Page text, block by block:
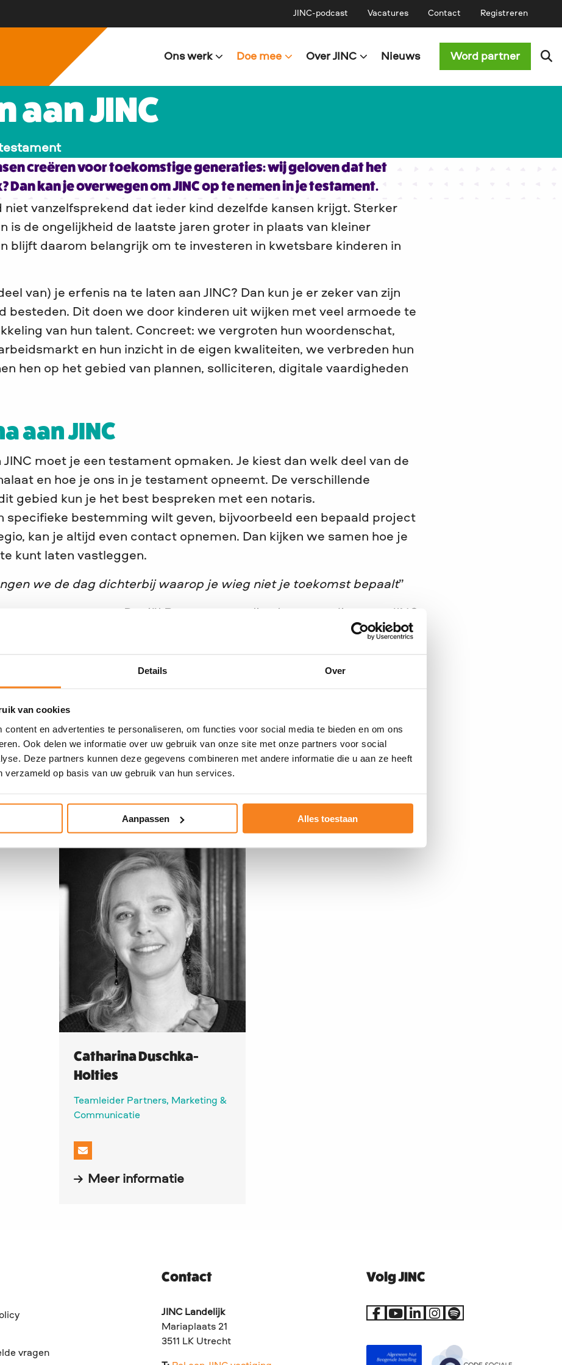
Details Over
van cookies
content en advertenties te personaliseren, om functies voor social media te bieden en om ons
Ook delen we informatie over uw gebruik van onze site met onze partners voor social
Deze partners kunnen deze gegevens combineren met andere informatie die u aan ze heeft
verzameld op basis van uw gebruik van hun services.
Aanpassen Alles toestaan
JINC-podcast Vacatures Contact Registreren
Ons werk Doe mee Over JINC Nieuws Word partner
aan JINC
creëren voor toekomstige generaties: wij geloven dat het
Dan kan je overwegen om JINC op te nemen in je testament.
niet vanzelfsprekend dat ieder kind dezelfde kansen krijgt. Sterker
is de ongelijkheid de laatste jaren groter in plaats van kleiner
blijft daarom belangrijk om te investeren in kwetsbare kinderen in
van) je erfenis na te laten aan JINC? Dan kun je er zeker van zijn
besteden. Dit doen we door kinderen uit wijken met veel armoede te
van hun talent. Concreet: we vergroten hun woordenschat,
en hun inzicht in de eigen kwaliteiten, we verbreden hun
hen op het gebied van plannen, solliciteren, digitale vaardigheden
aan JINC
JINC moet je een testament opmaken. Je kiest dan welk deel van de
en hoe je ons in je testament opneemt. De verschillende
gebied kun je het best bespreken met een notaris.
specifieke bestemming wilt geven, bijvoorbeeld een bepaald project
kan je altijd even contact opnemen. Dan kijken we samen hoe je
kunt laten vastleggen.
we de dag dichterbij waarop je wieg niet je toekomst bepaalt
Daniël Roos – voormalig algemeen directeur JINC
voor 100% naar JINC. We hoeven namelijk geen erfbelasting te
dat je ons nalaat.
advies
nalatenschap voor kinderen kan betekenen? Heb je vragen over het
contact op met Catharina Duschka-Holties. Zij neemt graag de tijd
te praten.
informatie
over:
Catharina
Duschka-
Catharina Duschka-
Holties
Teamleider Partners, Marketing &
Communicatie
Stuur
eenMeer informatieover
vragen
Contact
JINC Landelijk
Mariaplaats 21
3511 LK Utrecht
Volg JINC
Ga
Facebook
Ga
YouTube
Ga
LinkedIn
Ga
Instagram
Go
Spotify